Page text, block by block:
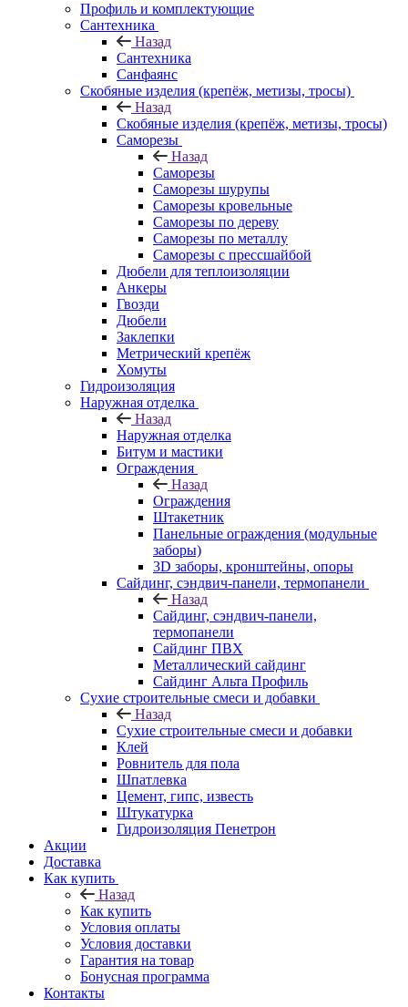
Профиль и комплектующие
Сантехника
Назад
Сантехника
Санфаянс
Скобяные изделия (крепёж, метизы, тросы)
Назад
Скобяные изделия (крепёж, метизы, тросы)
Саморезы
Назад
Саморезы
Саморезы шурупы
Саморезы кровельные
Саморезы по дереву
Саморезы по металлу
Саморезы с прессшайбой
Дюбели для теплоизоляции
Анкеры
Гвозди
Дюбели
Заклепки
Метрический крепёж
Хомуты
Гидроизоляция
Наружная отделка
Назад
Наружная отделка
Битум и мастики
Ограждения
Назад
Ограждения
Штакетник
Панельные ограждения (модульные
заборы)
3D заборы, кронштейны, опоры
Cайдинг, сэндвич-панели, термопанели
Назад
Cайдинг, сэндвич-панели,
термопанели
Сайдинг ПВХ
Металлический сайдинг
Сайдинг Альта Профиль
Сухие строительные смеси и добавки
Назад
Сухие строительные смеси и добавки
Клей
Ровнитель для пола
Шпатлевка
Цемент, гипс, известь
Штукатурка
Гидроизоляция Пенетрон
Акции
Доставка
Как купить
Назад
Как купить
Условия оплаты
Условия доставки
Гарантия на товар
Бонусная программа
Контакты